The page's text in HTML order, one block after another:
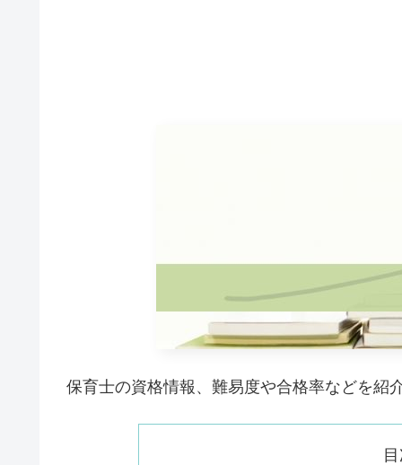
保育士の資格情報、難易度や合格率などを紹